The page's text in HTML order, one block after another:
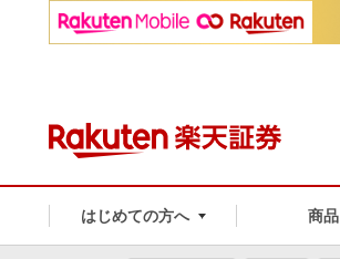
はじめての方へ 商品